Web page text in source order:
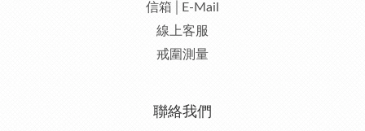
信箱│E-Mail
線上客服
戒圍測量
聯絡我們